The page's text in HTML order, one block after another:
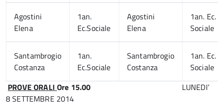
Agostini
Elena
1an.
Ec.Sociale
Agostini
Elena
1an. Ec.
Sociale
Santambrogio
Costanza
1an.
Ec.Sociale
Santambrogio
Costanza
1an. Ec.
Sociale
PROVE ORALIOre 15.00 LUNEDI’
8 SETTEMBRE 2014